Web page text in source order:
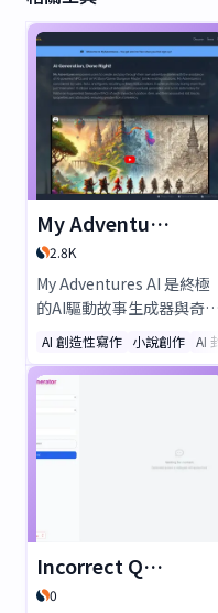
My Adventures AI
2.8K
My Adventures AI 是終極
的AI驅動故事生成器與奇幻
世界建造者，能打造身臨其
境、結構嚴謹的冒險故事
並減少幻覺干擾。無論是
成動態劇情、探索RPG情
觀，皆完美適合作家、遊戲
AI 創造性寫作 小說創作 AI
Incorrect Quote Generator
0